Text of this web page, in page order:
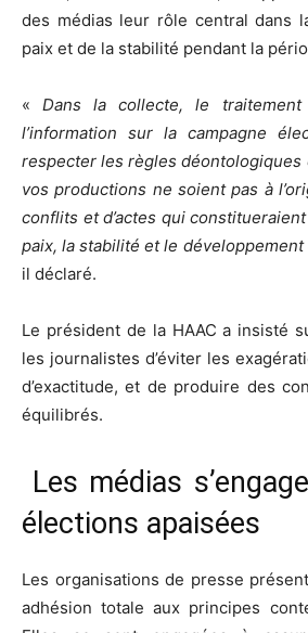
des médias leur rôle central dans
paix et de la stabilité pendant la
«Dans la collecte, le
l’information sur la campagne
respecter les règles déontologiques
vos productions ne soient pas à
conflits et d’actes qui
paix, la stabilité et le développement
il déclaré.
Le président de la HAAC a insisté
les journalistes d’éviter les
d’exactitude, et de produire des
équilibrés.
Les médias
élections apaisées
Les organisations de presse
adhésion totale aux principes